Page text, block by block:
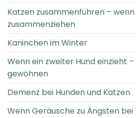
Katzen zusammenführen –
zusammenziehen
Kaninchen im Winter
Wenn ein zweiter Hund einzieht
gewöhnen
Demenz bei Hunden und Katzen
Wenn Geräusche zu Ängsten